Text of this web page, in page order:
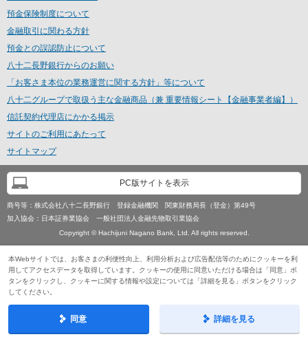
預金保険制度について
金融取引に関わる方針
預金との誤認防止について
八十二長野銀行からのお願い
「お客さま本位の業務運営に関する方針」等について
八十二グループで取扱う主な金融商品（兼 重要情報シート【金融事業者編】）
信託契約代理店にかかる掲示
サイトのご利用にあたって
サイトマップ
PC版サイトを表示
商号等： 株式会社八十二長野銀行 登録金融機関 関東財務局長（登金）第49号
加入協会： 日本証券業協会 一般社団法人金融先物取引業協会
Copyright © Hachijuni Nagano Bank, Ltd. All rights reserved.
本Webサイトでは、お客さまの利便性向上、利用分析および広告配信等のためにクッキーを利
用してアクセスデータを取得しています。クッキーの使用に同意いただける場合は「同意」ボ
タンをクリックし、クッキーに関する情報や設定については「詳細を見る」ボタンをクリック
してください。
同意 詳細を見る